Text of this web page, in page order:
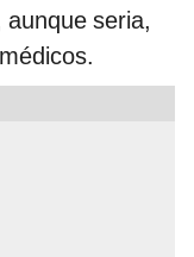
aunque seria,